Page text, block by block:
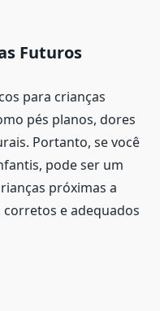
Futuros
para crianças
pés planos, dores
Portanto, se você
pode ser um
próximas a
e adequados